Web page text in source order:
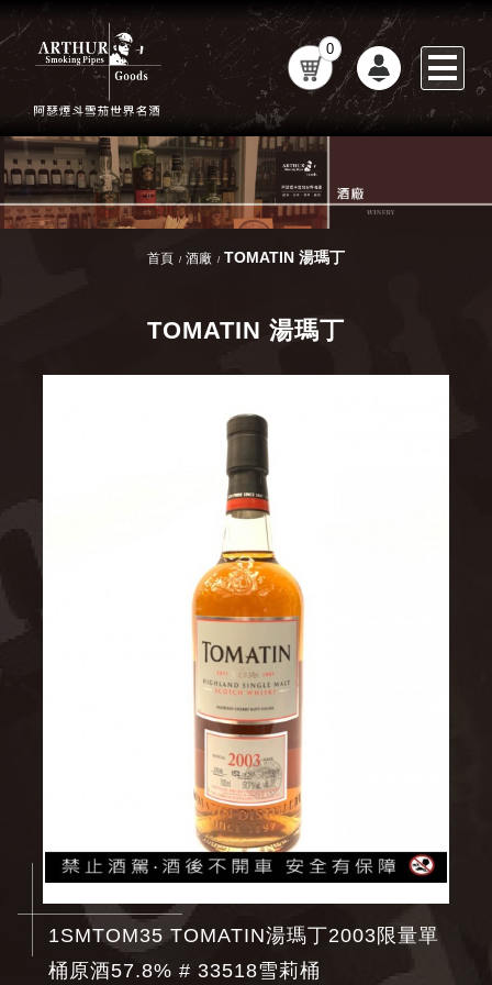
0
首頁 酒廠 TOMATIN 湯瑪丁
TOMATIN 湯瑪丁
1SMTOM35 TOMATIN湯瑪丁2003限量單
桶原酒57.8% # 33518雪莉桶